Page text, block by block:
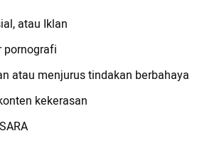
atau Iklan
pornografi
atau menjurus tindakan berbahaya
kekerasan